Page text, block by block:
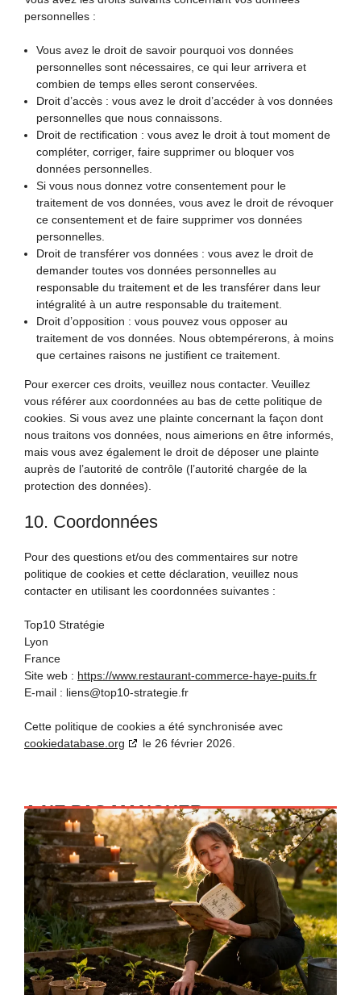
personnelles :
Vous avez le droit de savoir pourquoi vos données
personnelles sont nécessaires, ce qui leur arrivera et
combien de temps elles seront conservées.
Droit d’accès : vous avez le droit d’accéder à vos données
personnelles que nous connaissons.
Droit de rectification : vous avez le droit à tout moment de
compléter, corriger, faire supprimer ou bloquer vos
données personnelles.
Si vous nous donnez votre consentement pour le
traitement de vos données, vous avez le droit de révoquer
ce consentement et de faire supprimer vos données
personnelles.
Droit de transférer vos données : vous avez le droit de
demander toutes vos données personnelles au
responsable du traitement et de les transférer dans leur
intégralité à un autre responsable du traitement.
Droit d’opposition : vous pouvez vous opposer au
traitement de vos données. Nous obtempérerons, à moins
que certaines raisons ne justifient ce traitement.
Pour exercer ces droits, veuillez nous contacter. Veuillez
vous référer aux coordonnées au bas de cette politique de
cookies. Si vous avez une plainte concernant la façon dont
nous traitons vos données, nous aimerions en être informés,
mais vous avez également le droit de déposer une plainte
auprès de l’autorité de contrôle (l’autorité chargée de la
protection des données).
10. Coordonnées
Pour des questions et/ou des commentaires sur notre
politique de cookies et cette déclaration, veuillez nous
contacter en utilisant les coordonnées suivantes :
Top10 Stratégie
Lyon
France
Site web : https://www.restaurant-commerce-haye-puits.fr
E-mail : liens@top10-strategie.fr
Cette politique de cookies a été synchronisée avec
cookiedatabase.org
le 26 février 2026.
A NE PAS MANQUER